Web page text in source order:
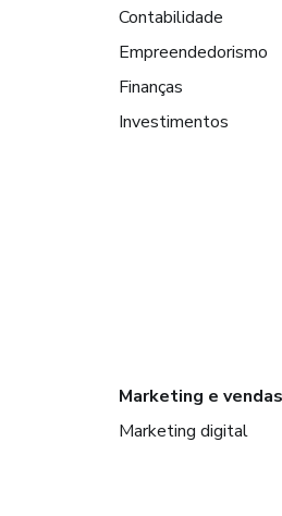
Contabilidade
Empreendedorismo
Finanças
Investimentos
Marketing e vendas
Marketing digital